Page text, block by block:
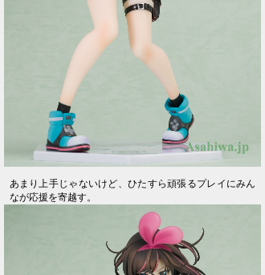
あまり上手じゃないけど、ひたすら頑張るプレイにみん
なが応援を寄越す。